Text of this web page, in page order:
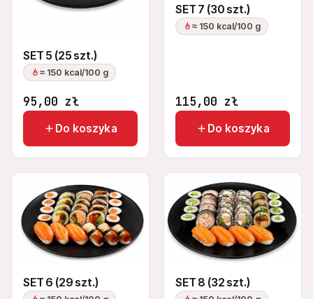
SET 5 (25 szt.)
≈ 150 kcal/100 g
95,00 zł
Do koszyka
SET 7 (30 szt.)
≈ 150 kcal/100 g
115,00 zł
Do koszyka
SET 6 (29 szt.) SET 8 (32 szt.)